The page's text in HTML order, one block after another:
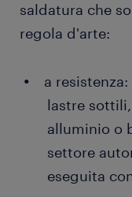
saldatura che
regola d'arte:
a
lastre
alluminio o
settore
eseguita